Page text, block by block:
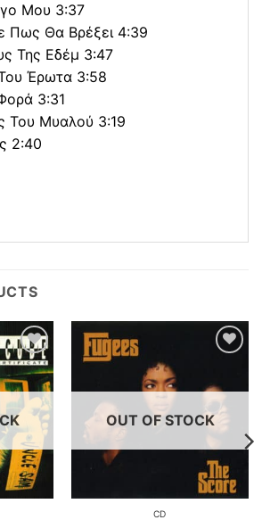
Μου 3:37
Πως Θα Βρέξει 4:39
Της Εδέμ 3:47
Έρωτα 3:58
3:31
Του Μυαλού 3:19
2:40
OUT OF STOCK
CD